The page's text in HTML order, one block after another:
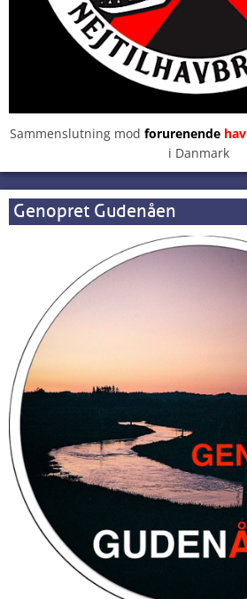
Sammenslutning mod forurenende
i Danmark
Genopret Gudenåen